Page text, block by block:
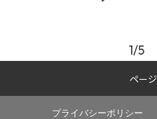
1/5
ペー
プライバシーポリシー